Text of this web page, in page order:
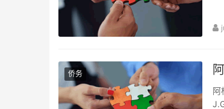
侨务
阿